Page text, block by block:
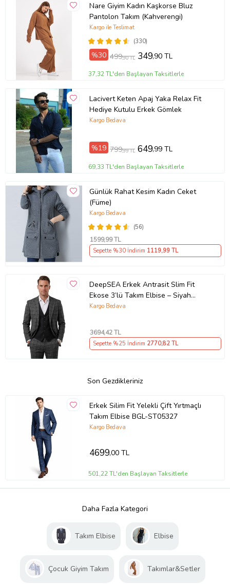
Nare Giyim Kadın Kaşkorse Bluz
Pantolon Takım (Kahverengi)
(330)
Kargo ile Teslimat
%30 499,90 TL 349,90 TL
37,32 TL'den Başlayan Taksitlerle
Lacivert Keten Apaj Yaka Relax Fit
Hediye Kutulu Erkek Gömlek
Kargo Bedava
%19 799,99 TL 649,99 TL
69,33 TL'den Başlayan Taksitlerle
Günlük Rahat Kesim Kadın Ceket
(Füme)
(56)
Kargo Bedava
1599,99 TL
Sepette %30 İndirim 1119,99 TL
DeepSEA Erkek Antrasit Slim Fit
Ekose 3’lü Takım Elbise – Siyah
Yelekli Kare Desenli Takım 2601589
Kargo Bedava
3694,42 TL
Sepette %25 İndirim 2770,82 TL
Son Gezdikleriniz
Erkek Silim Fit Yelekli Çift Yırtmaçlı
Takım Elbise BGL-ST05327
Kargo Bedava
4699,00 TL
501,22 TL'den Başlayan Taksitlerle
Daha Fazla Kategori
Takım Elbise Elbise
Çocuk Giyim Takım Takımlar&Setler